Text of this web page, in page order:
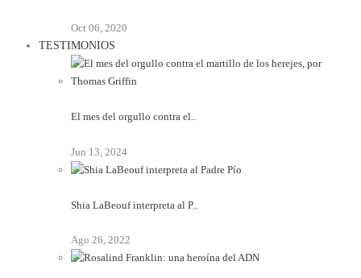
Oct 06, 2020
TESTIMONIOS
El mes del orgullo contra el..
Jun 13, 2024
Shia LaBeouf interpreta al P..
Ago 26, 2022